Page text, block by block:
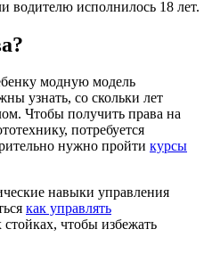
водителю исполнилось 18 лет.
модную модель
узнать, со скольки лет
Чтобы получить права на
потребуется
нужно пройти курсы
навыки управления
как управлять
стойках, чтобы избежать